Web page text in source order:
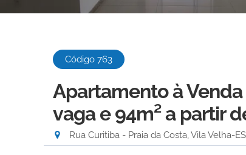
Código 763
Apartamento à
vaga e 94m²a partir
Rua Curitiba - Praia da Costa, Vila Velha-ES